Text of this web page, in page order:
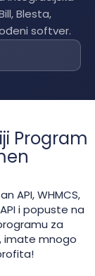
Blesta,
softver.
Program
API, WHMCS,
API i popuste na
za
imate mnogo